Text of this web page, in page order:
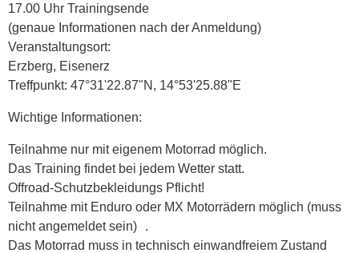
17.00 Uhr Trainingsende
(genaue Informationen nach der Anmeldung)
Veranstaltungsort:
Erzberg, Eisenerz
Treffpunkt: 47°31'22.87"N, 14°53'25.88"E
Wichtige Informationen:
Teilnahme nur mit eigenem Motorrad möglich.
Das Training findet bei jedem Wetter statt.
Offroad-Schutzbekleidungs Pflicht!
Teilnahme mit Enduro oder MX Motorrädern möglich (muss
nicht angemeldet sein) .
Das Motorrad muss in technisch einwandfreiem Zustand